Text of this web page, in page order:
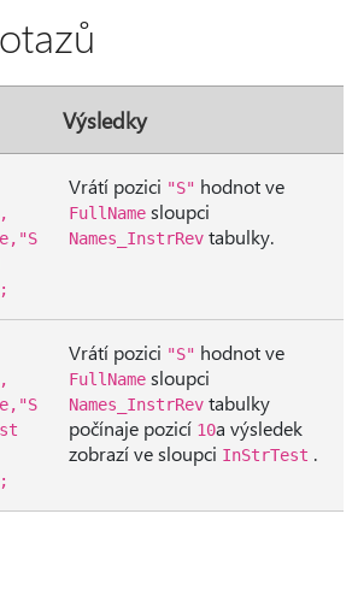
Výsledky
Vrátí pozici "S" hodnot ve
FullName sloupci
Names_InstrRev tabulky.
Vrátí pozici "S" hodnot ve
FullName sloupci
Names_InstrRev tabulky
počínaje pozicí 10a výsledek
zobrazí ve sloupci InStrTest .